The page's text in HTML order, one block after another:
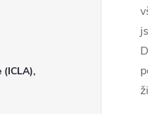
(ICLA),